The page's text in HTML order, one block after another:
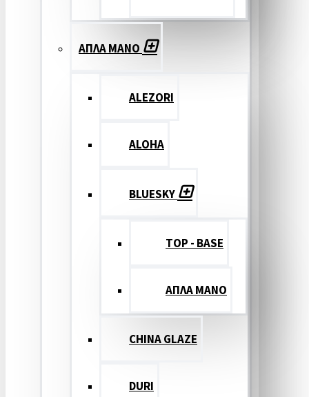
ΑΠΛΑ ΜΑΝΟ
ALEZORI
ALOHA
BLUESKY
TOP - BASE
ΑΠΛΑ ΜΑΝΟ
CHINA GLAZE
DURI